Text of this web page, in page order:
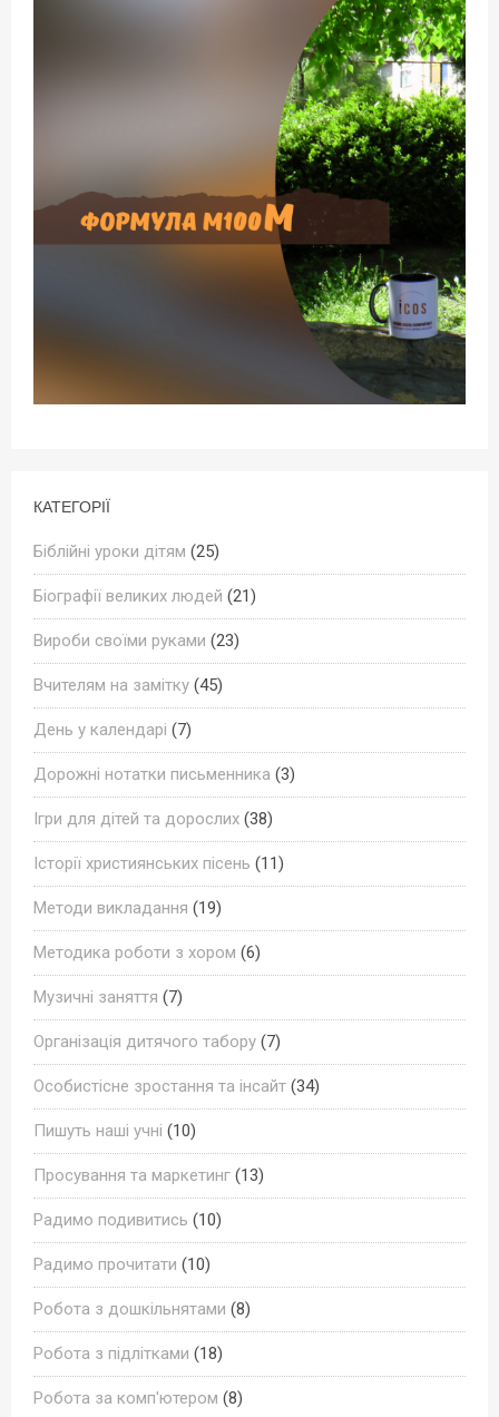
КАТЕГОРІЇ
Біблійні уроки дітям (25)
Біографії великих людей (21)
Вироби своїми руками (23)
Вчителям на замітку (45)
День у календарі (7)
Дорожні нотатки письменника (3)
Ігри для дітей та дорослих (38)
Історії християнських пісень (11)
Методи викладання (19)
Методика роботи з хором (6)
Музичні заняття (7)
Організація дитячого табору (7)
Особистісне зростання та інсайт (34)
Пишуть наші учні (10)
Просування та маркетинг (13)
Радимо подивитись (10)
Радимо прочитати (10)
Робота з дошкільнятами (8)
Робота з підлітками (18)
Робота за комп'ютером (8)